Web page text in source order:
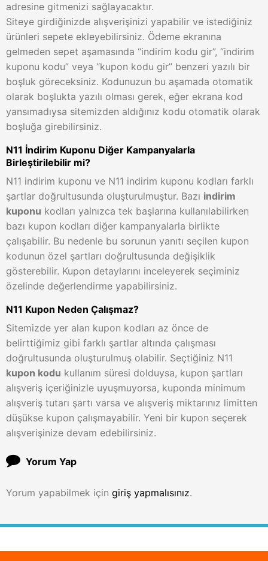
adresine gitmenizi sağlayacaktır.
Siteye girdiğinizde alışverişinizi yapabilir ve istediğiniz
ürünleri sepete ekleyebilirsiniz. Ödeme ekranına
gelmeden sepet aşamasında “indirim kodu gir”, “indirim
kuponu kodu” veya “kupon kodu gir” benzeri yazılı bir
boşluk göreceksiniz. Kodunuzun bu aşamada otomatik
olarak boşlukta yazılı olması gerek, eğer ekrana kod
yansımadıysa sitemizden aldığınız kodu otomatik olarak
boşluğa girebilirsiniz.
N11 İndirim Kuponu Diğer Kampanyalarla
Birleştirilebilir mi?
N11 indirim kuponu ve N11 indirim kuponu kodları farklı
şartlar doğrultusunda oluşturulmuştur. Bazı indirim
kuponu kodları yalnızca tek başlarına kullanılabilirken
bazı kupon kodları diğer kampanyalarla birlikte
çalışabilir. Bu nedenle bu sorunun yanıtı seçilen kupon
kodunun özel şartları doğrultusunda değişiklik
gösterebilir. Kupon detaylarını inceleyerek seçiminiz
özelinde değerlendirme yapabilirsiniz.
N11 Kupon Neden Çalışmaz?
Sitemizde yer alan kupon kodları az önce de
belirttiğimiz gibi farklı şartlar altında çalışması
doğrultusunda oluşturulmuş olabilir. Seçtiğiniz N11
kupon kodu kullanım süresi dolduysa, kupon şartları
alışveriş içeriğinizle uyuşmuyorsa, kuponda minimum
alışveriş tutarı şartı varsa ve alışveriş miktarınız limitten
düşükse kupon çalışmayabilir. Yeni bir kupon seçerek
alışverişinize devam edebilirsiniz.
Yorum Yap
Yorum yapabilmek için giriş yapmalısınız.